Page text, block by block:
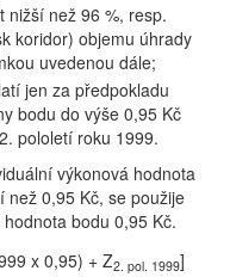
nižší než 96 %, resp.
koridor) objemu úhrady
uvedenou dále;
jen za předpokladu
bodu do výše 0,95 Kč
pololetí roku 1999.
výkonová hodnota
než 0,95 Kč, se použije
bodu 0,95 Kč.
x 0,95) + Z2. pol. 1999]